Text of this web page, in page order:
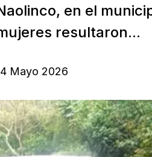
en el
resultaron...
Mayo 2026